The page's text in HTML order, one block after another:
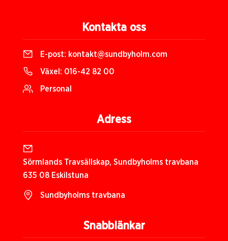
Snabblänkar
Kontakta oss
E-post: kontakt@sundbyholm.com
Växel: 016-42 82 00
Personal
Adress
Sörmlands Travsällskap, Sundbyholms travbana
635 08 Eskilstuna
Sundbyholms travbana